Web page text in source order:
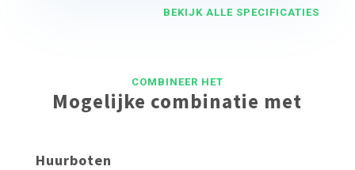
BEKIJK ALLE SPECIFICATIES
COMBINEER HET
Mogelijke combinatie met
Huurboten